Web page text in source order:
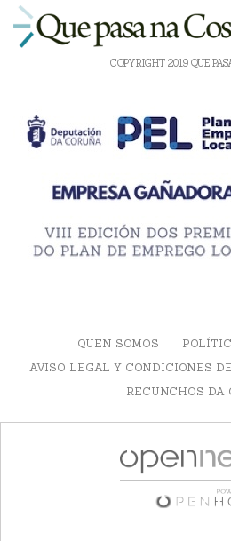
COPYRIGHT 2019 QUE
QUEN SOMOS
AVISO LEGAL Y CONDICIONES
RECUNCHOS DA